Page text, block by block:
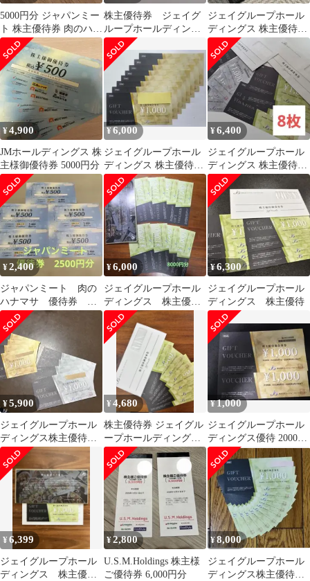
5000円分 ジャパンミー
ト 株主優待券 肉のハナ
マサ 2026年6月30日ま
で
株主優待券 ジェイグ
ループホールディング
ス
ジェイグループホール
ディングス 株主優待券
8,000円分
¥4,900
JMホールディングス 株
主様御優待券 5000円分
¥6,000
ジェイグループホール
ディングス 株主優待券
8,000円分
¥6,400
ジェイグループホール
ディングス 株主優待御
食事券 8,000円分
¥2,400
ジャパンミート 肉の
ハナマサ 優待券
2500円分 ゆうパケット
ポストミニ
¥6,000
ジェイグループホール
ディングス 株主優待
御食事券 ８０００円
分
¥6,300
ジェイグループホール
ディングス 株主優待
¥5,900
ジェイグループホール
ディングス株主優待券
8000円分☆
¥4,680
株主優待券 ジェイグル
ープホールディング
ス 6000円(1000円×6
枚)
¥1,000
ジェイグループホール
ディングス優待 2000円
分
¥6,399
ジェイグループホール
ディングス 株主優待
¥2,800
U.S.M.Holdings 株主様
ご優待券 6,000円分
¥8,000
ジェイグループホール
ディングス株主優待券